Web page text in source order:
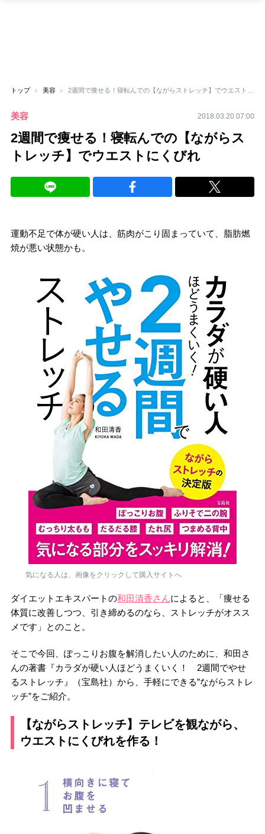
トップ 美容
美容 2018.03.20 07:00
2週間で痩せる！寝転んでの【ながらス
トレッチ】でウエストにくびれ
運動不足で体が硬い人は、筋肉がこり固まっていて、脂肪燃
焼が悪い状態かも。
気になる人は、画像をクリックして購入サイトへ
ダイエットエキスパートの和田清香さんによると、「痩せる
体質に改善しつつ、引き締めるのなら、ストレッチがオスス
メです」とのこと。
そこで今回、ぽっこりお腹を解消したい人のために、和田さ
んの著書『カラダが硬い人ほどうまくいく！ 2週間でやせ
るストレッチ』（宝島社）から、手軽にできる”ながらストレ
ッチ”をご紹介。
【ながらストレッチ】テレビを観ながら、
ウエストにくびれを作る！